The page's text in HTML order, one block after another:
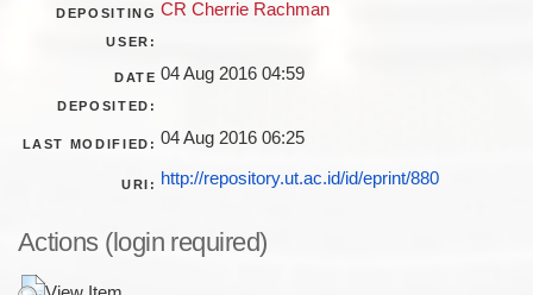
DEPOSITING
USER:
CR Cherrie Rachman
DATE
DEPOSITED:
04 Aug 2016 04:59
LAST MODIFIED: 04 Aug 2016 06:25
URI: http://repository.ut.ac.id/id/eprint/880
Actions (login required)